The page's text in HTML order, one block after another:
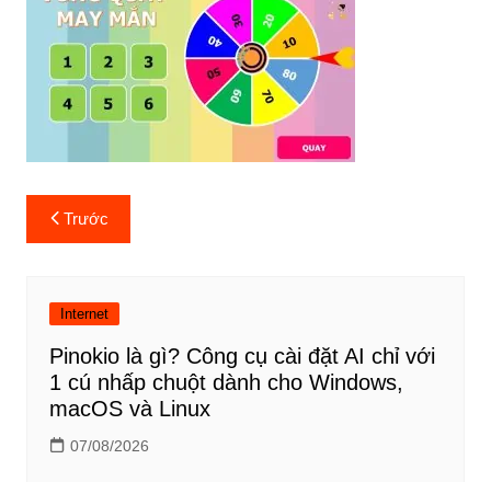
Điều
hướng
viết
Trước
Internet
Pinokio là gì? Công cụ cài đặt AI chỉ với
1 cú nhấp chuột dành cho Windows,
macOS và Linux
07/08/2026